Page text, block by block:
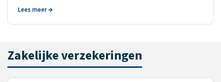
Lees meer
Zakelijke verzekeringen